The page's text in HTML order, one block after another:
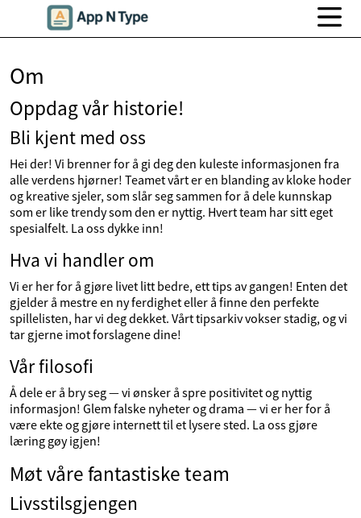
Om
Oppdag vår historie!
Bli kjent med oss
Hei der! Vi brenner for å gi deg den kuleste informasjonen fra
alle verdens hjørner! Teamet vårt er en blanding av kloke hoder
og kreative sjeler, som slår seg sammen for å dele kunnskap
som er like trendy som den er nyttig. Hvert team har sitt eget
spesialfelt. La oss dykke inn!
Hva vi handler om
Vi er her for å gjøre livet litt bedre, ett tips av gangen! Enten det
gjelder å mestre en ny ferdighet eller å finne den perfekte
spillelisten, har vi deg dekket. Vårt tipsarkiv vokser stadig, og vi
tar gjerne imot forslagene dine!
Vår filosofi
Å dele er å bry seg — vi ønsker å spre positivitet og nyttig
informasjon! Glem falske nyheter og drama — vi er her for å
være ekte og gjøre internett til et lysere sted. La oss gjøre
læring gøy igjen!
Møt våre fantastiske team
Livsstilsgjengen